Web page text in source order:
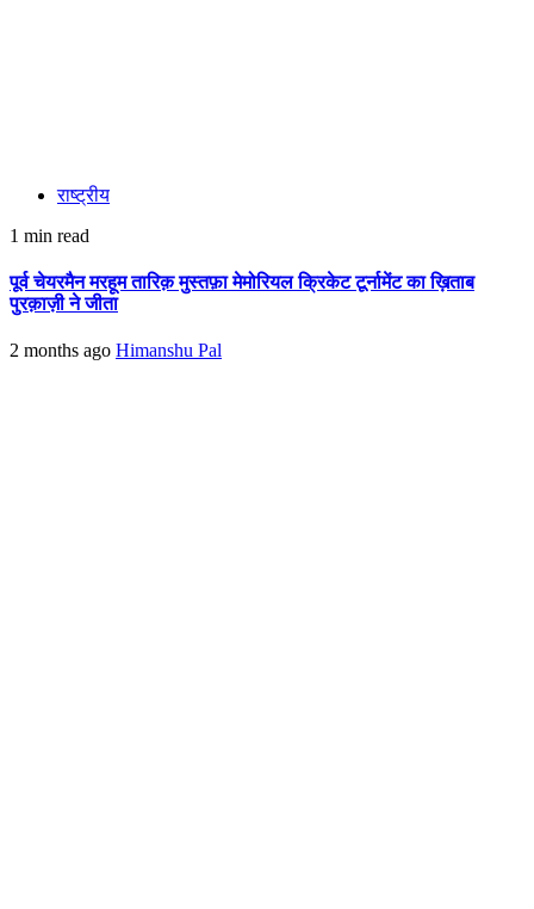
राष्ट्रीय
1 min read
पूर्व चेयरमैन मरहूम तारिक़ मुस्तफ़ा मेमोरियल क्रिकेट टूर्नामेंट का ख़िताब
पुरक़ाज़ी ने जीता
2 months ago Himanshu Pal